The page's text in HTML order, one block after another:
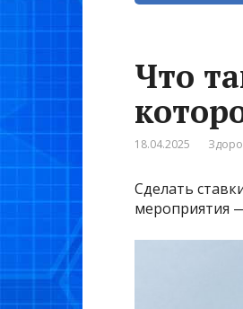
Что
18.04.2025
Сделать
мероприятия